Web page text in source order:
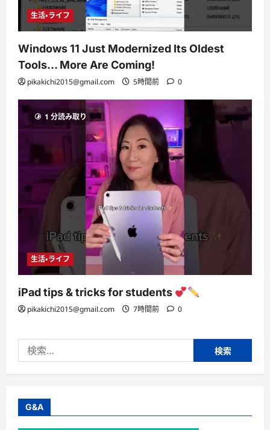
生活・ライフ
Windows 11 Just Modernized Its Oldest
Tools… More Are Coming!
pikakichi2015@gmail.com 5時間前 0
1 分読み取り
生活・ライフ
iPad tips & tricks for students
pikakichi2015@gmail.com 7時間前 0
索:
G&A